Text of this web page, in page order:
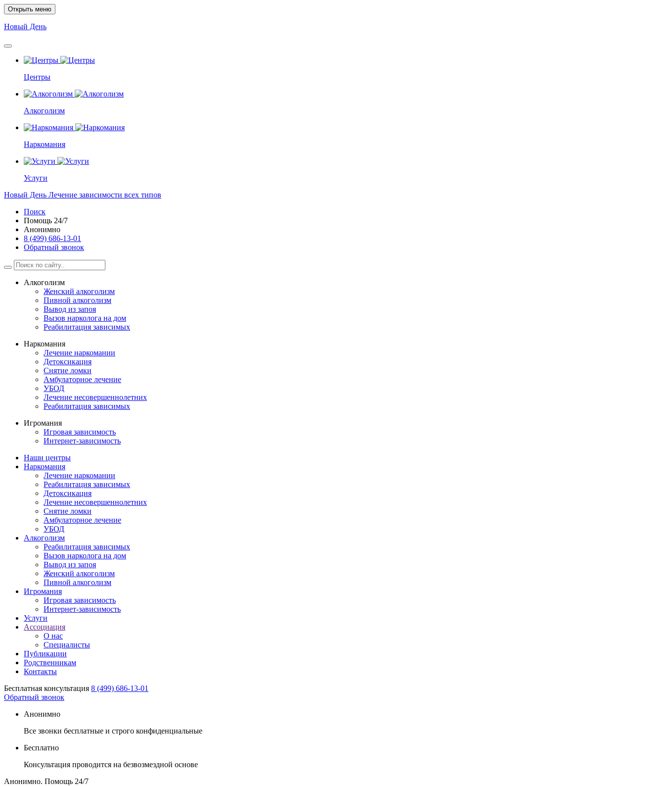
Открыть меню
Новый День
Центры
Алкоголизм
Наркомания
Услуги
Новый День Лечение зависимости всех типов
Поиск
Помощь 24/7
Анонимно
8 (499) 686-13-01
Обратный звонок
Алкоголизм
Женский алкоголизм
Пивной алкоголизм
Вывод из запоя
Вызов нарколога на дом
Реабилитация зависимых
Наркомания
Лечение наркомании
Детоксикация
Снятие ломки
Амбулаторное лечение
УБОД
Лечение несовершеннолетних
Реабилитация зависимых
Игромания
Игровая зависимость
Интернет-зависимость
Наши центры
Наркомания
Лечение наркомании
Реабилитация зависимых
Детоксикация
Лечение несовершеннолетних
Снятие ломки
Амбулаторное лечение
УБОД
Алкоголизм
Реабилитация зависимых
Вызов нарколога на дом
Вывод из запоя
Женский алкоголизм
Пивной алкоголизм
Игромания
Игровая зависимость
Интернет-зависимость
Услуги
Ассоциация
О нас
Специалисты
Публикации
Родственникам
Контакты
Бесплатная консультация 8 (499) 686-13-01
Обратный звонок
Анонимно
Все звонки бесплатные и строго конфиденциальные
Бесплатно
Консультация проводится на безвозмездной основе
Анонимно. Помощь 24/7